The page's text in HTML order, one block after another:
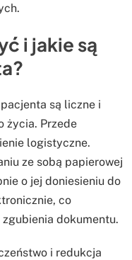
i jakie są
są liczne i
życia. Przede
logistyczne.
ze sobą papierowej
o jej doniesieniu do
co
dokumentu.
i redukcja